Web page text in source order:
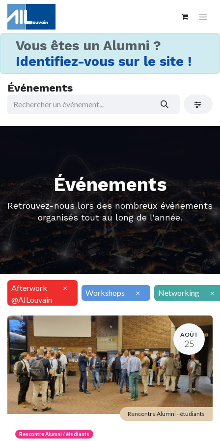
Vous êtes un Alumni ?
Identifiez-vous sur le site !
Événements
Événements
Retrouvez-nous lors des nombreux événements
organisés tout au long de l'année.
Afterwork
@AILouvain
×
Workshops × Networking ×
AOÛT
25
Rencontre Alumni / étudiants
Rencontre Alumni - étudiants